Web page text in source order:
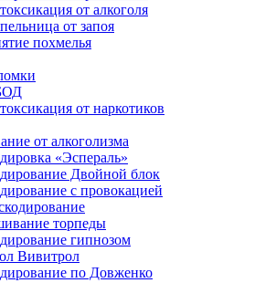
от алкоголя
от запоя
похмелья
от наркотиков
от алкоголизма
«Эспераль»
Двойной блок
с провокацией
торпеды
гипнозом
Вивитрол
по Довженко